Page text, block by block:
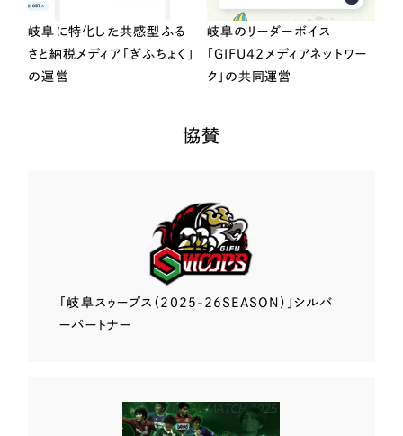
岐阜に特化した共感型ふる
さと納税メディア「ぎふちょく」
の運営
岐阜のリーダーボイス
「GIFU42メディアネットワー
ク」の共同運営
協賛
「岐阜スゥープス （2025-26SEASON）」 シルバ
ーパートナー